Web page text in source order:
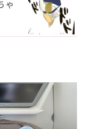
ゃ